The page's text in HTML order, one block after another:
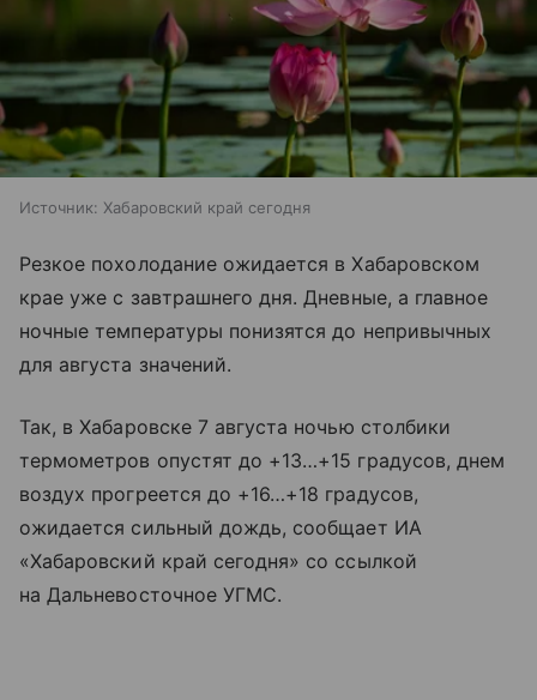
Источник: Хабаровский край сегодня
Резкое похолодание ожидается в Хабаровском
крае уже с завтрашнего дня. Дневные, а главное
ночные температуры понизятся до непривычных
для августа значений.
Так, в Хабаровске 7 августа ночью столбики
термометров опустят до +13…+15 градусов, днем
воздух прогреется до +16…+18 градусов,
ожидается сильный дождь, сообщает ИА
«Хабаровский край сегодня» со ссылкой
на Дальневосточное УГМС.